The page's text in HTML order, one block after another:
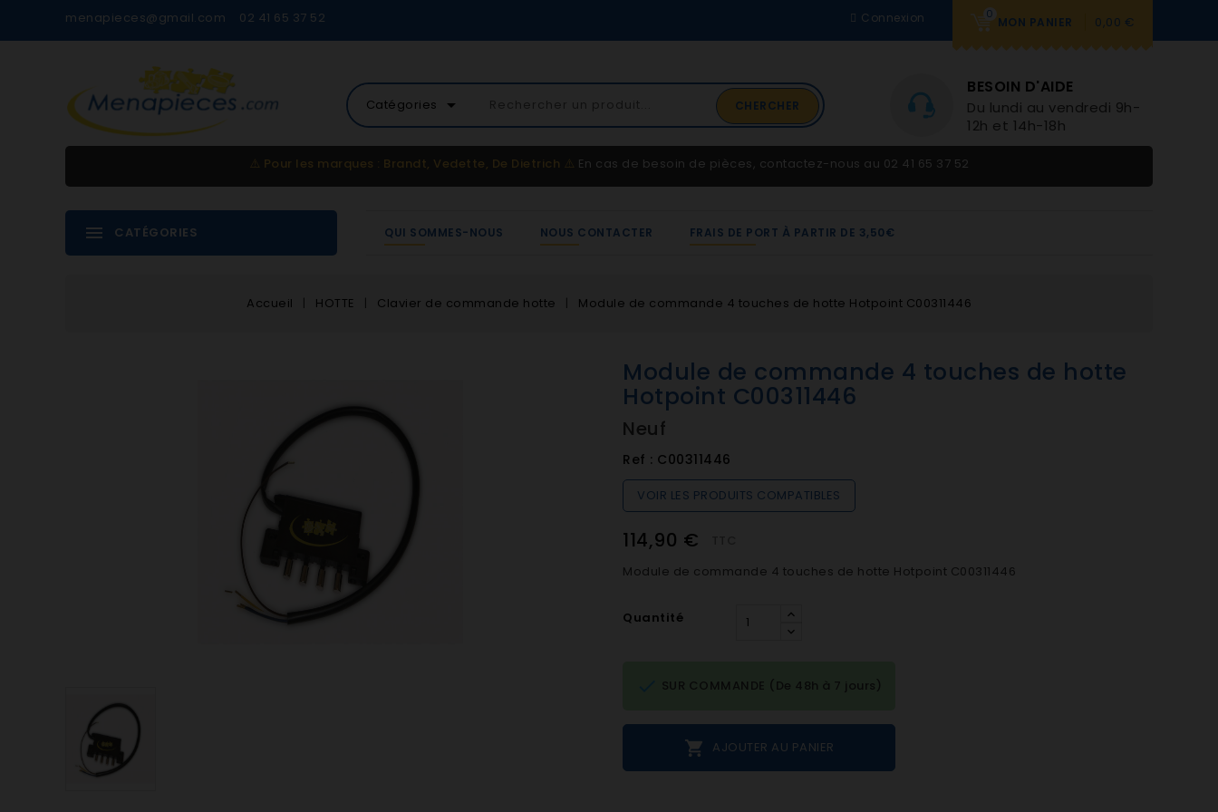
menapieces@gmail.com 02 41 65 37 52 0
MON PANIER 0,00 €
Connexion
Catégories arrow_drop_down CHERCHER
02 41 65 37 52
Service client
BESOIN D'AIDE
Du lundi au vendredi 9h-
12h et 14h-18h
⚠️ Pour les marques : Brandt, Vedette, De Dietrich ⚠️ En cas de besoin de pièces, contactez-nous au 02 41 65 37 52
CATÉGORIES QUI SOMMES-NOUS NOUS CONTACTER FRAIS DE PORT À PARTIR DE 3,50€
Accueil HOTTE Clavier de commande hotte Module de commande 4 touches de hotte Hotpoint C00311446
Module de commande 4 touches de hotte
Hotpoint C00311446
Neuf
Ref : C00311446
VOIR LES PRODUITS COMPATIBLES
114,90 €
Module de commande 4 touches de hotte Hotpoint C00311446
Quantité
 AJOUTER AU PANIER
SUR COMMANDE (De 48h à 7 jours)